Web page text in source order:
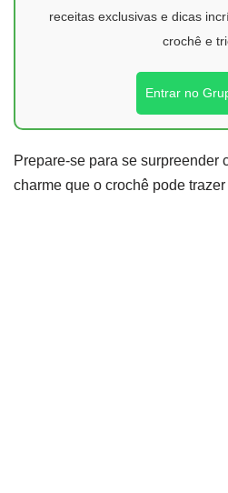
receitas exclusivas e dicas
crochê e
Entrar no
Prepare-se para se surpreender
charme que o crochê pode